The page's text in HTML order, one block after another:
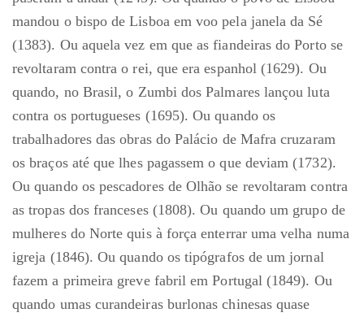
mandou o bispo de Lisboa em voo pela janela da Sé
(1383). Ou aquela vez em que as fiandeiras do Porto se
revoltaram contra o rei, que era espanhol (1629). Ou
quando, no Brasil, o Zumbi dos Palmares lançou luta
contra os portugueses (1695). Ou quando os
trabalhadores das obras do Palácio de Mafra cruzaram
os braços até que lhes pagassem o que deviam (1732).
Ou quando os pescadores de Olhão se revoltaram contra
as tropas dos franceses (1808). Ou quando um grupo de
mulheres do Norte quis à força enterrar uma velha numa
igreja (1846). Ou quando os tipógrafos de um jornal
fazem a primeira greve fabril em Portugal (1849). Ou
quando umas curandeiras burlonas chinesas quase